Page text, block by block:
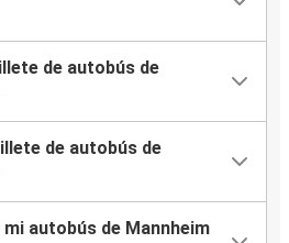
de autobús de
de autobús de
autobús de Mannheim